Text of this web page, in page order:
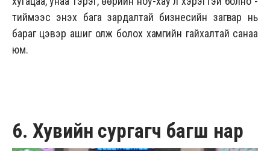
тиймээс энэхүү бага зардалтай бизнесийн загвар нь
бараг цэвэр ашиг олж болох хамгийн гайхалтай санаа
юм.
6. Хувийн сургагч багш нар